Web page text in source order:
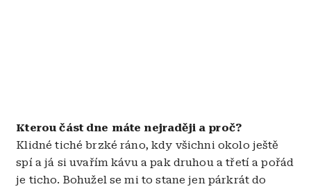
Kterou část dne máte nejraději a proč?
Klidné tiché brzké ráno, kdy všichni okolo ještě
spí a já si uvařím kávu a pak druhou a třetí a pořád
je ticho. Bohužel se mi to stane jen párkrát do